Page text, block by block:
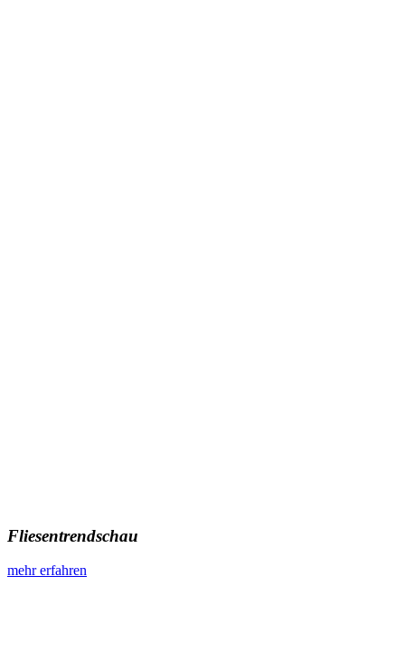
Fliesentrendschau
mehr erfahren